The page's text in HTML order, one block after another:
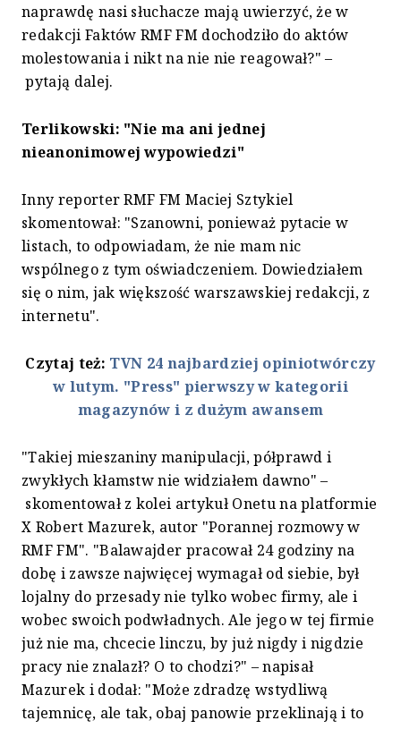
naprawdę nasi słuchacze mają uwierzyć, że w
redakcji Faktów RMF FM dochodziło do aktów
molestowania i nikt na nie nie reagował?" –
pytają dalej.
Terlikowski: "Nie ma ani jednej
nieanonimowej wypowiedzi"
Inny reporter RMF FM Maciej Sztykiel
skomentował: "Szanowni, ponieważ pytacie w
listach, to odpowiadam, że nie mam nic
wspólnego z tym oświadczeniem. Dowiedziałem
się o nim, jak większość warszawskiej redakcji, z
internetu".
Czytaj też: TVN 24 najbardziej opiniotwórczy
w lutym. "Press" pierwszy w kategorii
magazynów i z dużym awansem
"Takiej mieszaniny manipulacji, półprawd i
zwykłych kłamstw nie widziałem dawno" –
skomentował z kolei artykuł Onetu na platformie
X Robert Mazurek, autor "Porannej rozmowy w
RMF FM". "Balawajder pracował 24 godziny na
dobę i zawsze najwięcej wymagał od siebie, był
lojalny do przesady nie tylko wobec firmy, ale i
wobec swoich podwładnych. Ale jego w tej firmie
już nie ma, chcecie linczu, by już nigdy i nigdzie
pracy nie znalazł? O to chodzi?" – napisał
Mazurek i dodał: "Może zdradzę wstydliwą
tajemnicę, ale tak, obaj panowie przeklinają i to